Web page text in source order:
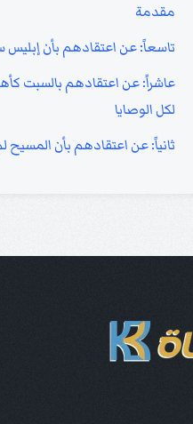
مقدمة
تاسعاً: عن اعتقادهم بأن إبليس
عاشراً: عن اعتقادهم بالسبت
لكل الوصايا
ثانياً: عن اعتقادهم بأن المسيح